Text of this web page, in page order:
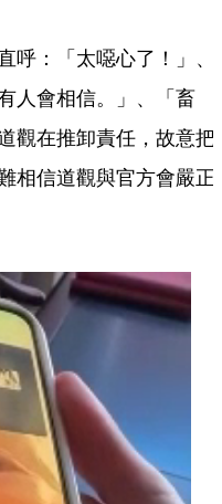
呼：「太噁心了！」、
人會相信。」、「畜
觀在推卸責任，故意把
相信道觀與官方會嚴正